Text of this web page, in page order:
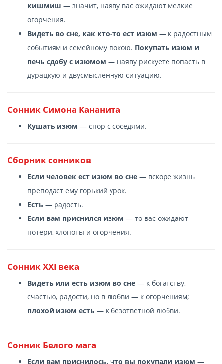
кишмиш — значит, наяву вас ожидают мелкие
огорчения.
Видеть во сне, как кто-то ест изюм — к радостным
событиям и семейному покою. Покупать изюм и
печь сдобу с изюмом — наяву рискуете попасть в
дурацкую и двусмысленную ситуацию.
Сонник Симона Кананита
Кушать изюм — спор с соседями.
Сборник сонников
Если человек ест изюм во сне — вскоре жизнь
преподаст ему горький урок.
Есть — радость.
Если вам приснился изюм — то вас ожидают
потери, хлопоты и огорчения.
Сонник XXI века
Видеть или есть изюм во сне — к богатству,
счастью, радости, но в любви — к огорчениям;
плохой изюм есть — к безответной любви.
Сонник Белого мага
Если вам приснилось, что вы покупали изюм —